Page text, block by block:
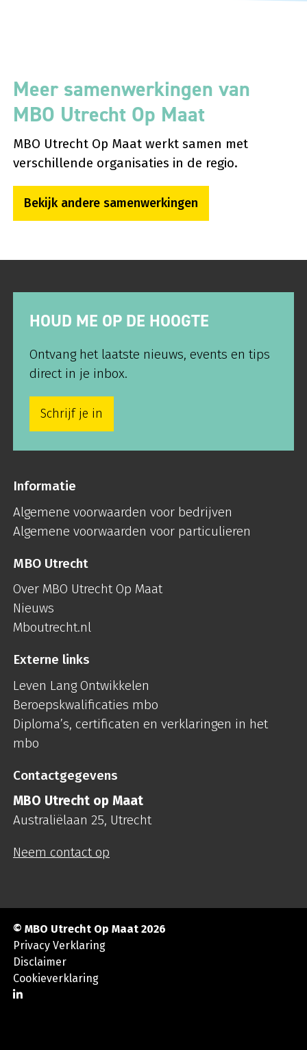
Meer samenwerkingen van
MBO Utrecht Op Maat
MBO Utrecht Op Maat werkt samen met
verschillende organisaties in de regio.
Bekijk andere samenwerkingen
HOUD ME OP DE HOOGTE
Ontvang het laatste nieuws, events en tips
direct in je inbox.
Schrijf je in
Informatie
Algemene voorwaarden voor bedrijven
Algemene voorwaarden voor particulieren
MBO Utrecht
Over MBO Utrecht Op Maat
Nieuws
Mboutrecht.nl
Externe links
Leven Lang Ontwikkelen
Beroepskwalificaties mbo
Diploma’s, certificaten en verklaringen in het
mbo
Contactgegevens
MBO Utrecht op Maat
Australiëlaan 25, Utrecht
Neem contact op
© MBO Utrecht Op Maat 2026
Privacy Verklaring
Disclaimer
Cookieverklaring
Ga naar LinkedIn